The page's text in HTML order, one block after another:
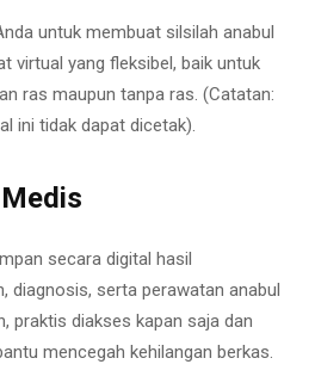
untuk membuat silsilah anabul
virtual yang fleksibel, baik untuk
ras maupun tanpa ras. (Catatan:
ini tidak dapat dicetak).
secara digital hasil
diagnosis, serta perawatan anabul
praktis diakses kapan saja dan
mencegah kehilangan berkas.